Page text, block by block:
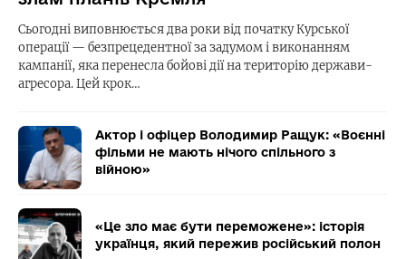
Сьогодні виповнюється два роки від початку Курської
операції — безпрецедентної за задумом і виконанням
кампанії, яка перенесла бойові дії на територію держави-
агресора. Цей крок…
Актор і офіцер Володимир Ращук: «Воєнні
фільми не мають нічого спільного з
війною»
«Це зло має бути переможене»: історія
українця, який пережив російський полон